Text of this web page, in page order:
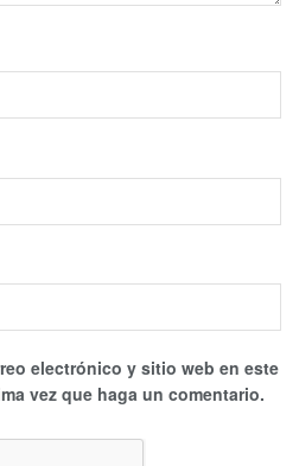
electrónico y sitio web en este
vez que haga un comentario.